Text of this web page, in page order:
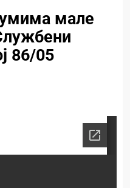
мале
86/05